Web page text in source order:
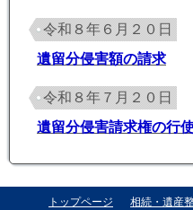
令和８年６月２０日
遺留分侵害額の請求
令和８年７月２０日
遺留分侵害請求権の行
トップページ 相続・遺産